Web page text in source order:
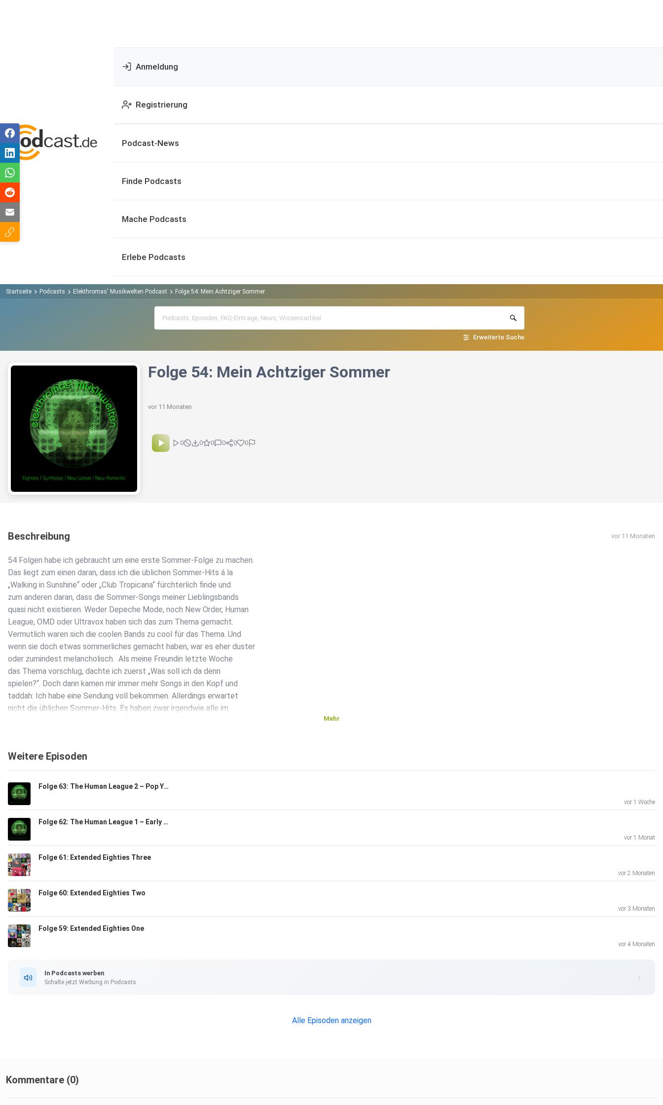
Anmeldung
Registrierung
Podcast-News
Finde Podcasts
Mache Podcasts
Erlebe Podcasts
Startseite Podcasts Elekthromas' Musikwelten Podcast Folge 54: Mein Achtziger Sommer
Erweiterte Suche
Folge 54: Mein Achtziger Sommer
vor 11 Monaten
0 0 0 0 0 0
Beschreibung vor 11 Monaten
54 Folgen habe ich gebraucht um eine erste Sommer-Folge zu machen.
Das liegt zum einen daran, dass ich die üblichen Sommer-Hits á la
„Walking in Sunshine“ oder „Club Tropicana“ fürchterlich finde und
zum anderen daran, dass die Sommer-Songs meiner Lieblingsbands
quasi nicht existieren. Weder Depeche Mode, noch New Order, Human
League, OMD oder Ultravox haben sich das zum Thema gemacht.
Vermutlich waren sich die coolen Bands zu cool für das Thema. Und
wenn sie doch etwas sommerliches gemacht haben, war es eher duster
oder zumindest melancholisch. Als meine Freundin letzte Woche
das Thema vorschlug, dachte ich zuerst „Was soll ich da denn
spielen?“. Doch dann kamen mir immer mehr Songs in den Kopf und
taddah: Ich habe eine Sendung voll bekommen. Allerdings erwartet
nicht die üblichen Sommer-Hits. Es haben zwar irgendwie alle im
Mehr
Weitere Episoden
Folge 63: The Human League 2 – Pop Years
vor 1 Woche
Folge 62: The Human League 1 – Early Years
vor 1 Monat
Folge 61: Extended Eighties Three
vor 2 Monaten
Folge 60: Extended Eighties Two
vor 3 Monaten
Folge 59: Extended Eighties One
vor 4 Monaten
In Podcasts werben
Schalte jetzt Werbung in Podcasts.
Alle Episoden anzeigen
Kommentare (0)